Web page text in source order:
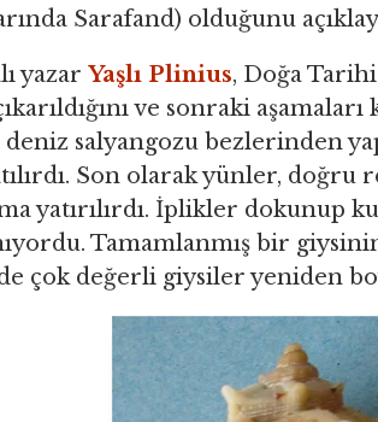
Sarafand) olduğunu
yazar Yaşlı Plinius, Doğa
ve sonraki
deniz salyangozu bezlerinden
Son olarak yünler,
yatırılırdı. İplikler dokunup
Tamamlanmış bir
çok değerli giysiler yeniden